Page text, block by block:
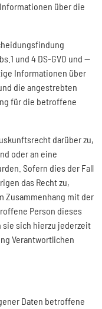
über die
und 4 DS-GVO und —
Informationen über
die angestrebten
für die betroffene
darüber zu,
oder an eine
Sofern dies der Fall
das Recht zu,
Zusammenhang mit der
Person dieses
sie sich hierzu jederzeit
Verantwortlichen
Daten betroffene